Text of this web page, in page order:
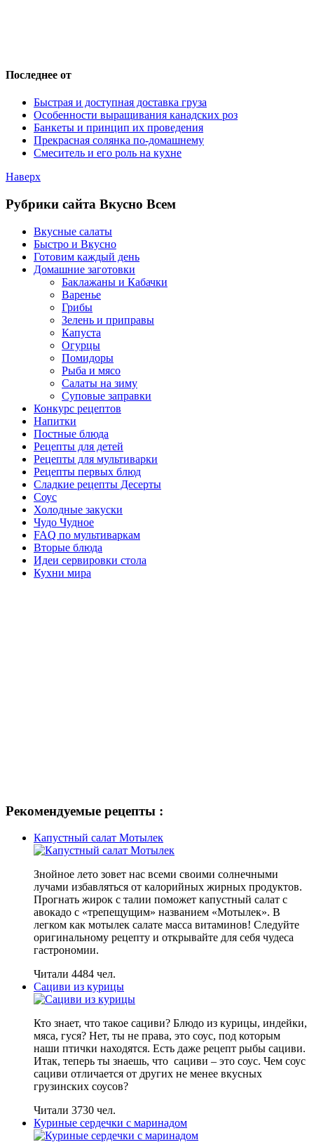
Последнее от
Быстрая и доступная доставка груза
Особенности выращивания канадских роз
Банкеты и принцип их проведения
Прекрасная солянка по-домашнему
Смеситель и его роль на кухне
Наверх
Рубрики сайта Вкусно Всем
Вкусные салаты
Быстро и Вкусно
Готовим каждый день
Домашние заготовки
Баклажаны и Кабачки
Варенье
Грибы
Зелень и приправы
Капуста
Огурцы
Помидоры
Рыба и мясо
Салаты на зиму
Суповые заправки
Конкурс рецептов
Напитки
Постные блюда
Рецепты для детей
Рецепты для мультиварки
Рецепты первых блюд
Сладкие рецепты Десерты
Соус
Холодные закуски
Чудо Чудное
FAQ по мультиваркам
Вторые блюда
Идеи сервировки стола
Кухни мира
Рекомендуемые рецепты :
Капустный салат Мотылек
Знойное лето зовет нас всеми своими солнечными
лучами избавляться от калорийных жирных продуктов.
Прогнать жирок с талии поможет капустный салат с
авокадо с «трепещущим» названием «Мотылек». В
легком как мотылек салате масса витаминов! Следуйте
оригинальному рецепту и открывайте для себя чудеса
гастрономии.
Читали 4484 чел.
Сациви из курицы
Кто знает, что такое сациви? Блюдо из курицы, индейки,
мяса, гуся? Нет, ты не права, это соус, под которым
наши птички находятся. Есть даже рецепт рыбы сациви.
Итак, теперь ты знаешь, что сациви – это соус. Чем соус
сациви отличается от других не менее вкусных
грузинских соусов?
Читали 3730 чел.
Куриные сердечки с маринадом